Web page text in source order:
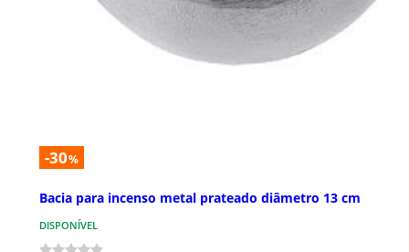
-30%
Bacia para incenso metal prateado diâmetro 13 cm
DISPONÍVEL